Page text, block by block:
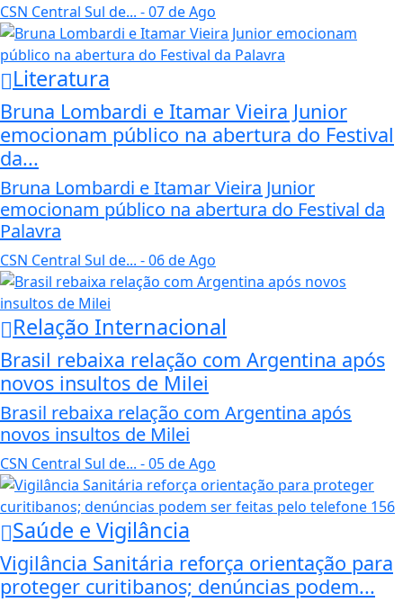
CSN Central Sul de... - 07 de Ago
Literatura
Bruna Lombardi e Itamar Vieira Junior
emocionam público na abertura do Festival
da...
Bruna Lombardi e Itamar Vieira Junior
emocionam público na abertura do Festival da
Palavra
CSN Central Sul de... - 06 de Ago
Relação Internacional
Brasil rebaixa relação com Argentina após
novos insultos de Milei
Brasil rebaixa relação com Argentina após
novos insultos de Milei
CSN Central Sul de... - 05 de Ago
Saúde e Vigilância
Vigilância Sanitária reforça orientação para
proteger curitibanos; denúncias podem...